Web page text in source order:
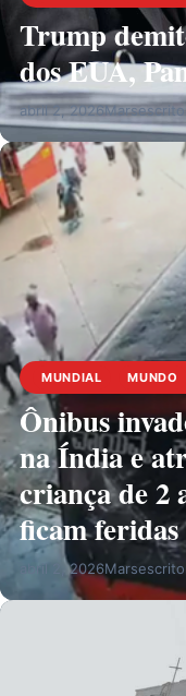
Trump
dos EUA,
abril 2, 2026
MUNDIAL MUNDO
Ônibus
na Índia e
criança de 2
ficam feridas
abril 2, 2026